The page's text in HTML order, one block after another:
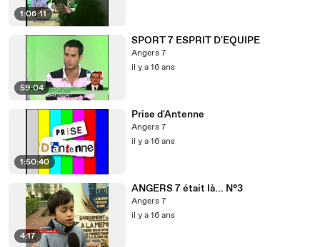
1:06:11
59:04
SPORT 7 ESPRIT D'EQUIPE
Angers 7
il y a 16 ans
1:50:40
Prise d'Antenne
Angers 7
il y a 16 ans
4:17
ANGERS 7 était là... N°3
Angers 7
il y a 16 ans